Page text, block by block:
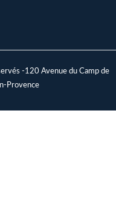
-120 Avenue du Camp de
Provence